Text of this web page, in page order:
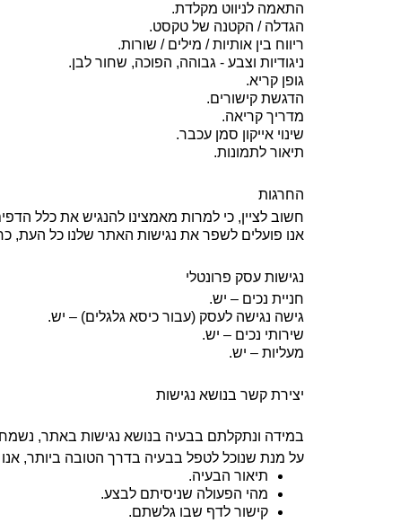
התאמה לניווט מקלדת.
הגדלה / הקטנה של טקסט.
ריווח בין אותיות / מילים / שורות.
ניגודיות וצבע - גבוהה, הפוכה, שחור לבן.
גופן קריא.
הדגשת קישורים.
מדריך קריאה.
שינוי אייקון סמן עכבר.
תיאור לתמונות.
החרגות
חשוב לציין, כי למרות מאמצינו להנגיש את כלל
אנו פועלים לשפר את נגישות האתר שלנו כל העת,
נגישות עסק פרונטלי
חניית נכים – יש.
גישה נגישה לעסק (עבור כיסא גלגלים) – יש.
שירותי נכים – יש.
מעליות – יש.
יצירת קשר בנושא נגישות
במידה ונתקלתם בבעיה בנושא נגישות באתר,
על מנת שנוכל לטפל בבעיה בדרך הטובה ביותר,
תיאור הבעיה.
מהי הפעולה שניסיתם לבצע.
קישור לדף שבו גלשתם.